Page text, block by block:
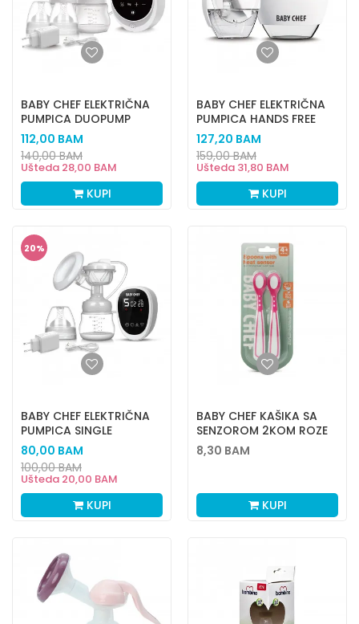
BABY CHEF ELEKTRIČNA
PUMPICA DUOPUMP
112,00 BAM
Ušteda 28,00 BAM
140,00BAM
KUPI
BABY CHEF ELEKTRIČNA
PUMPICA HANDS FREE
GOPUMP
127,20 BAM
Ušteda 31,80 BAM
159,00BAM
KUPI
20%
BABY CHEF ELEKTRIČNA
PUMPICA SINGLE
EASYPUMP
80,00 BAM
Ušteda 20,00 BAM
100,00BAM
KUPI
BABY CHEF KAŠIKA SA
SENZOROM 2KOM ROZE
8,30 BAM
KUPI